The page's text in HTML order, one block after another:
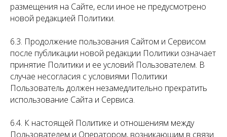
размещения на Сайте, если иное не предусмотрено
новой редакцией Политики.
6.3. Продолжение пользования Сайтом и Сервисом
после публикации новой редакции Политики означает
принятие Политики и ее условий Пользователем. В
случае несогласия с условиями Политики
Пользователь должен незамедлительно прекратить
использование Сайта и Сервиса.
6.4. К настоящей Политике и отношениям между
Пользователем и Оператором, возникающим в связи